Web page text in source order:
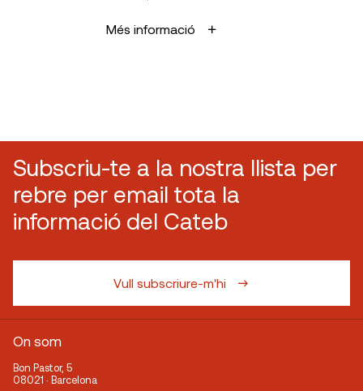
Més informació
Subscriu-te a la nostra llista per
rebre per email tota la
informació del Cateb
Vull subscriure-m'hi
On som
Bon Pastor, 5
08021 · Barcelona